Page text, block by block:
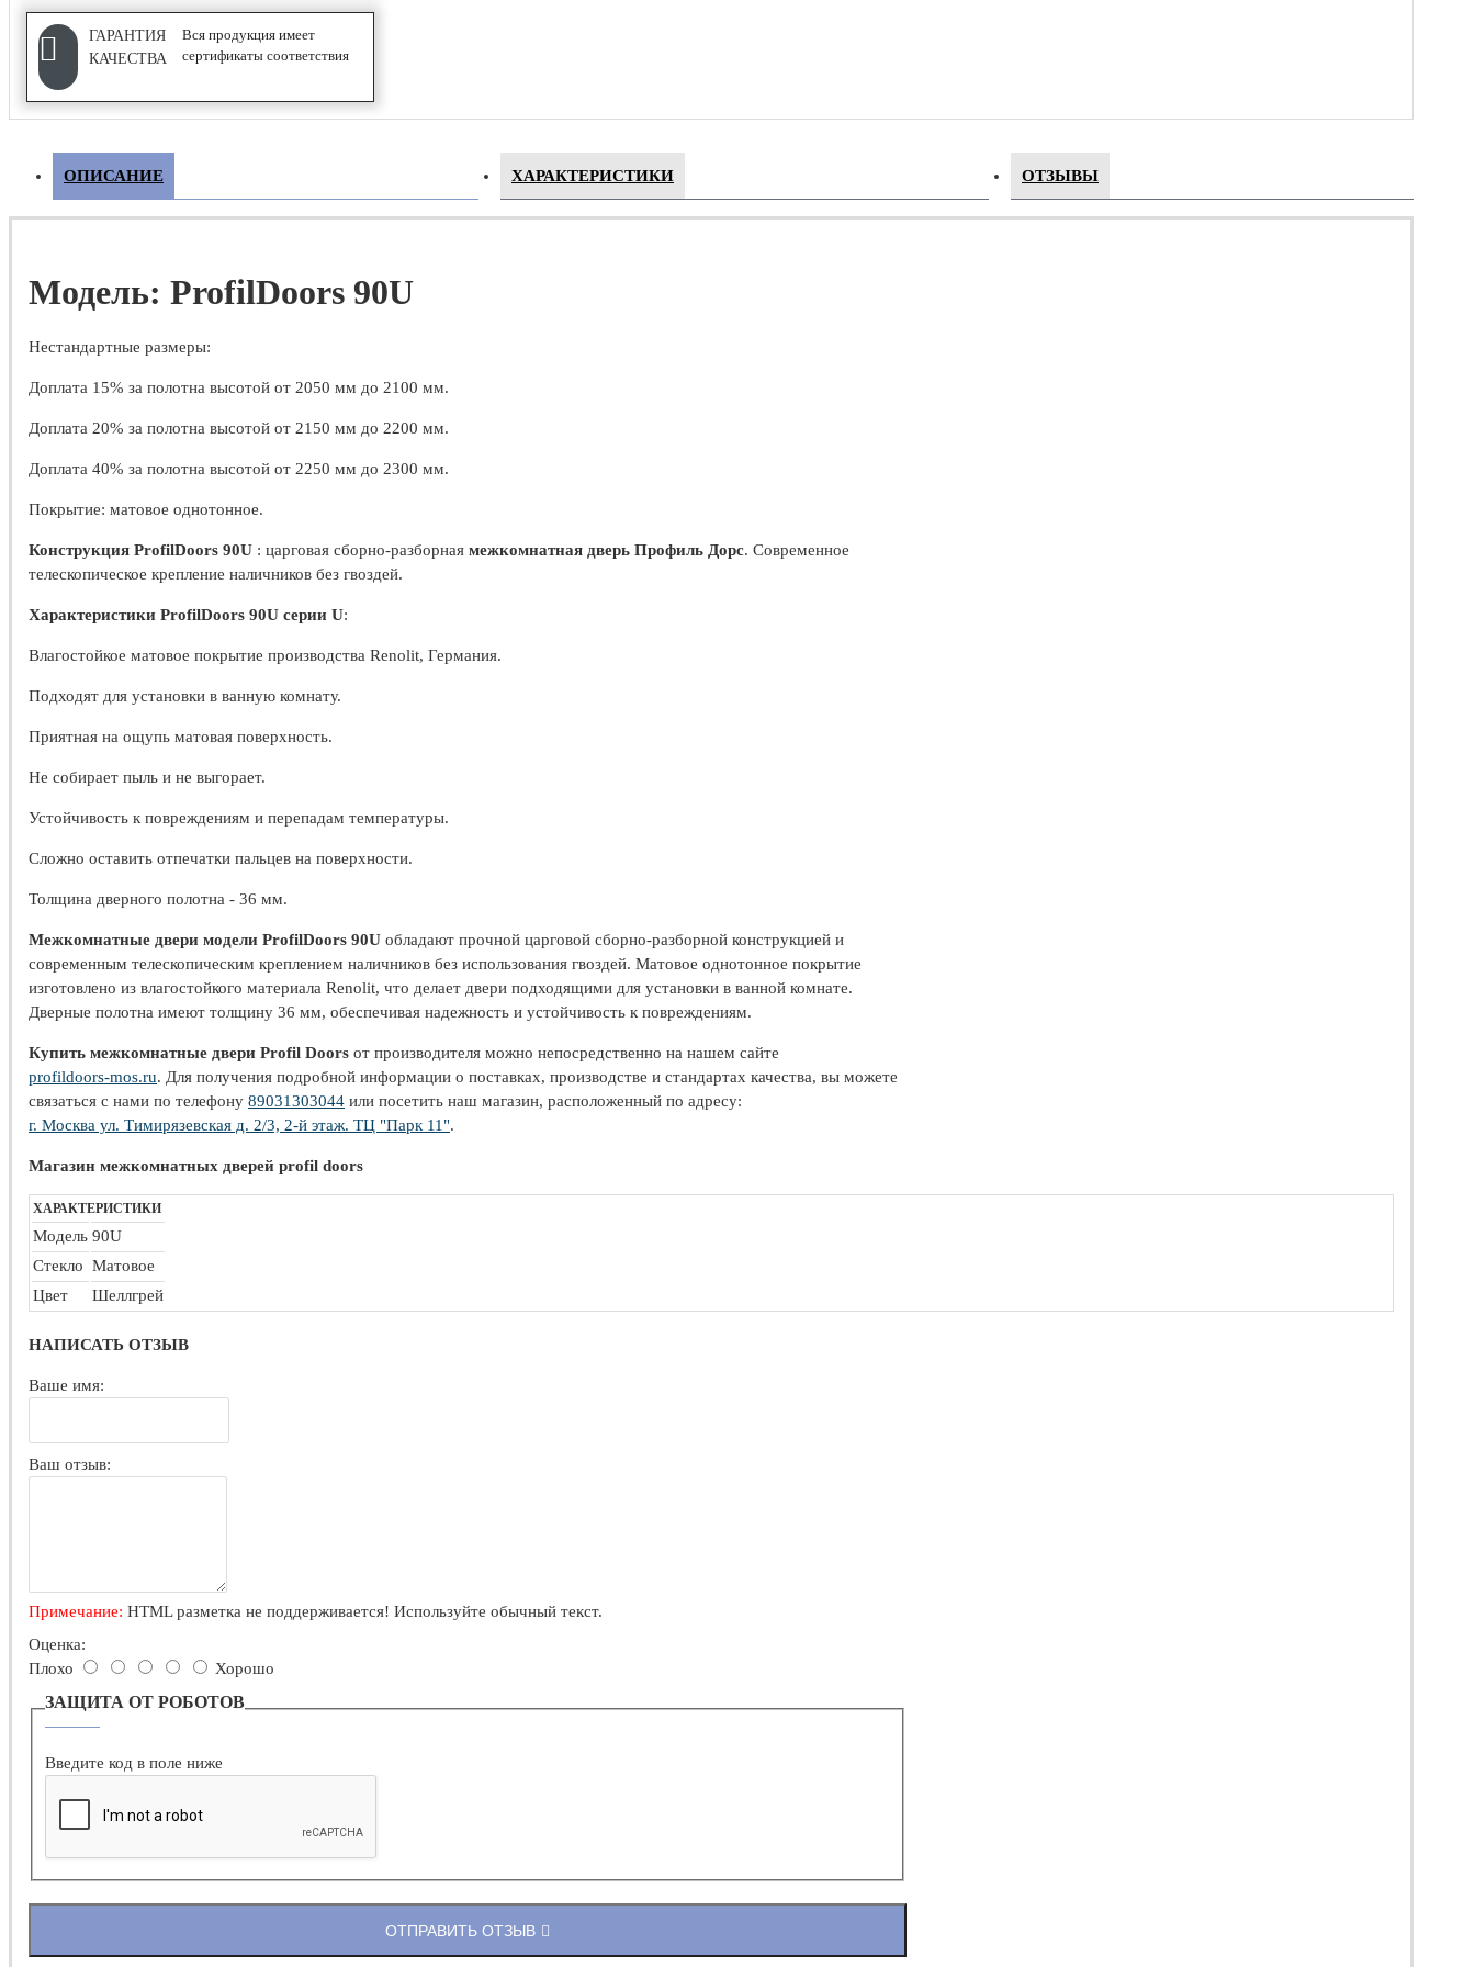
COMPACK
Wave
Гармошка
Дверные замки
ГАРАНТИЯ
КАЧЕСТВА
Вся продукция имеет
сертификаты соответствия
ОПИСАНИЕ ХАРАКТЕРИСТИКИ ОТЗЫВЫ
Модель: ProfilDoors 90U
Нестандартные размеры:
Доплата 15% за полотна высотой от 2050 мм до 2100 мм.
Доплата 20% за полотна высотой от 2150 мм до 2200 мм.
Доплата 40% за полотна высотой от 2250 мм до 2300 мм.
Покрытие: матовое однотонное.
Конструкция ProfilDoors 90U : царговая сборно-разборная межкомнатная дверь Профиль Дорс. Современное
телескопическое крепление наличников без гвоздей.
Характеристики ProfilDoors 90U серии U:
Влагостойкое матовое покрытие производства Renolit, Германия.
Подходят для установки в ванную комнату.
Приятная на ощупь матовая поверхность.
Не собирает пыль и не выгорает.
Устойчивость к повреждениям и перепадам температуры.
Сложно оставить отпечатки пальцев на поверхности.
Толщина дверного полотна - 36 мм.
Межкомнатные двери модели ProfilDoors 90U обладают прочной царговой сборно-разборной конструкцией и
современным телескопическим креплением наличников без использования гвоздей. Матовое однотонное покрытие
изготовлено из влагостойкого материала Renolit, что делает двери подходящими для установки в ванной комнате.
Дверные полотна имеют толщину 36 мм, обеспечивая надежность и устойчивость к повреждениям.
Купить межкомнатные двери Profil Doors от производителя можно непосредственно на нашем сайте
profildoors-mos.ru. Для получения подробной информации о поставках, производстве и стандартах качества, вы можете
связаться с нами по телефону 89031303044 или посетить наш магазин, расположенный по адресу:
г. Москва ул. Тимирязевская д. 2/3, 2-й этаж. ТЦ "Парк 11".
Магазин межкомнатных дверей profil doors
ХАРАКТЕРИСТИКИ
Модель 90U
Стекло Матовое
Цвет
Шеллгрей
НАПИСАТЬ ОТЗЫВ
Ваше имя:
Ваш отзыв:
Примечание: HTML разметка не поддерживается! Используйте обычный текст.
Оценка:
Плохо
Хорошо
ЗАЩИТА ОТ РОБОТОВ
Введите код в поле ниже
ОТПРАВИТЬ ОТЗЫВ